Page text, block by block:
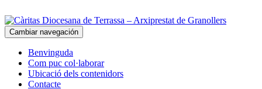
Cambiar navegación
Benvinguda
Com puc col·laborar
Ubicació dels contenidors
Contacte